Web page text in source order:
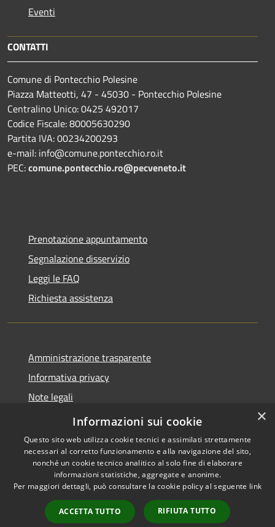
Eventi
CONTATTI
Comune di Pontecchio Polesine
Piazza Matteotti, 47 - 45030 - Pontecchio Polesine
Centralino Unico: 0425 492017
Codice Fiscale: 80005630290
Partita IVA: 00234200293
e-mail: info@comune.pontecchio.ro.it
PEC:comune.pontecchio.ro@pecveneto.it
Prenotazione appuntamento
Segnalazione disservizio
Leggi le FAQ
Richiesta assistenza
Amministrazione trasparente
Informativa privacy
Note legali
Dichiarazione di accessibilità
Accessibilità
Copyright © 2026 • Comune di
Pontecchio Polesine • Powered
byMunicipium
Accesso
redazione
×
Informazioni sui cookie
Questo sito web utilizza cookie tecnici e assimilati strettamente
necessari al corretto funzionamento e alla navigazione del sito,
nonché un cookie tecnico analitico al solo fine di elaborare
informazioni statistiche, aggregate e anonime.
Per maggiori dettagli, può consultare la cookie policy al seguente link
ACCETTA TUTTO RIFIUTA TUTTO